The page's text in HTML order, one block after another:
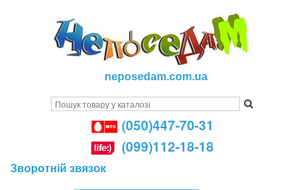
neposedam.com.ua
(050)447-70-31
(099)112-18-18
Зворотній звязок